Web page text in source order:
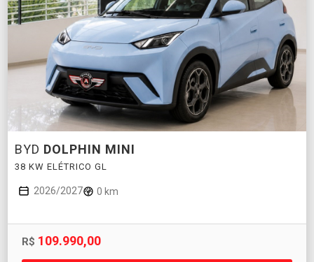
BYD DOLPHIN MINI
38 KW ELÉTRICO GL
2026/2027 0 km
R$ 109.990,00